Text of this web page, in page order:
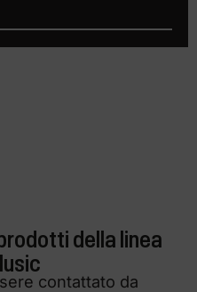
della linea
contattato da